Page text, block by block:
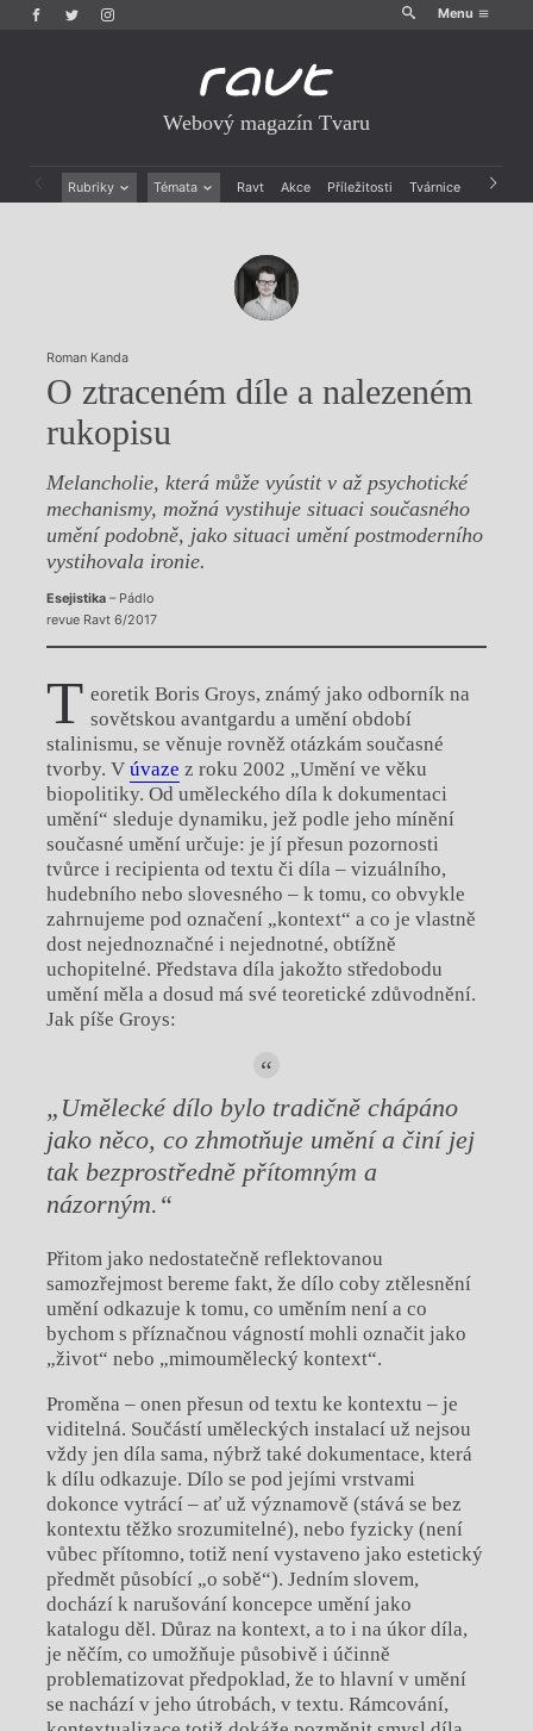
Menu
Webový magazín Tvaru
Rubriky Témata Ravt Akce Příležitosti Tvárnice Archiv
Roman Kanda
O ztraceném díle a nalezeném
rukopisu
Melancholie, která může vyústit v až psychotické
mechanismy, možná vystihuje situaci současného
umění podobně, jako situaci umění postmoderního
vystihovala ironie.
Esejistika– Pádlo
revue Ravt 6/2017
T eoretik Boris Groys, známý jako odborník na
sovětskou avantgardu a umění období
stalinismu, se věnuje rovněž otázkám současné
tvorby. V úvaze z roku 2002 „Umění ve věku
biopolitiky. Od uměleckého díla k dokumentaci
umění“ sleduje dynamiku, jež podle jeho mínění
současné umění určuje: je jí přesun pozornosti
tvůrce i recipienta od textu či díla – vizuálního,
hudebního nebo slovesného – k tomu, co obvykle
zahrnujeme pod označení „kontext“ a co je vlastně
dost nejednoznačné i nejednotné, obtížně
uchopitelné. Představa díla jakožto středobodu
umění měla a dosud má své teoretické zdůvodnění.
Jak píše Groys:
„Umělecké dílo bylo tradičně chápáno
jako něco, co zhmotňuje umění a činí jej
tak bezprostředně přítomným a
názorným.“
Přitom jako nedostatečně reflektovanou
samozřejmost bereme fakt, že dílo coby ztělesnění
umění odkazuje k tomu, co uměním není a co
bychom s příznačnou vágností mohli označit jako
„život“ nebo „mimoumělecký kontext“.
Proměna – onen přesun od textu ke kontextu – je
viditelná. Součástí uměleckých instalací už nejsou
vždy jen díla sama, nýbrž také dokumentace, která
k dílu odkazuje. Dílo se pod jejími vrstvami
dokonce vytrácí – ať už významově (stává se bez
kontextu těžko srozumitelné), nebo fyzicky (není
vůbec přítomno, totiž není vystaveno jako estetický
předmět působící „o sobě“). Jedním slovem,
dochází k narušování koncepce umění jako
katalogu děl. Důraz na kontext, a to i na úkor díla,
je něčím, co umožňuje působivě i účinně
problematizovat předpoklad, že to hlavní v umění
se nachází v jeho útrobách, v textu. Rámcování,